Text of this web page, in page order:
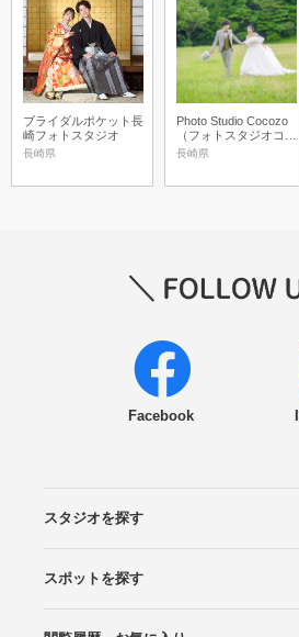
ブライダルポケット長
崎フォトスタジオ
長崎県
Photo Studio Cocozo
（フォトスタジオココ
ゾ）長崎・佐世保
長崎県
Facebook
スタジオを探す
エリアから探す
こだわりから探す
NEW PHOTO STYLE
プランから探す
フォトタイプ診断
フォトグラファーから探す
国内リゾートから探す
スポットを探す